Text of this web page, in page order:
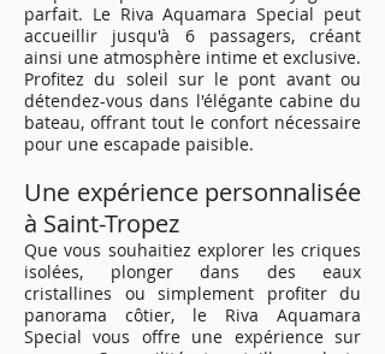
parfait. Le Riva Aquamara Special peut
accueillir jusqu'à 6 passagers, créant
ainsi une atmosphère intime et exclusive.
Profitez du soleil sur le pont avant ou
détendez-vous dans l'élégante cabine du
bateau, offrant tout le confort nécessaire
pour une escapade paisible.
Une expérience personnalisée
à Saint-Tropez
Que vous souhaitiez explorer les criques
isolées, plonger dans des eaux
cristallines ou simplement profiter du
panorama côtier, le Riva Aquamara
Special vous offre une expérience sur